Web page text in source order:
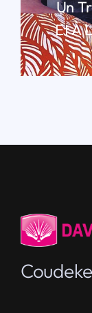
Un
Et À